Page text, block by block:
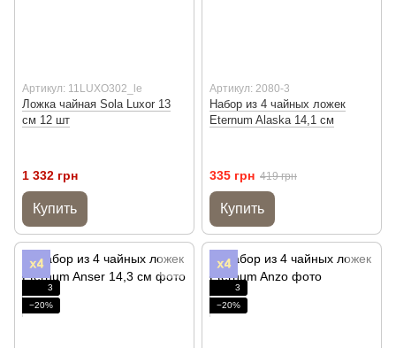
Артикул: 11LUXO302_le
Ложка чайная Sola Luxor 13
см 12 шт
1 332 грн
Купить
Артикул: 2080-3
Набор из 4 чайных ложек
Eternum Alaska 14,1 см
335 грн 419 грн
Купить
3
−20%
3
−20%